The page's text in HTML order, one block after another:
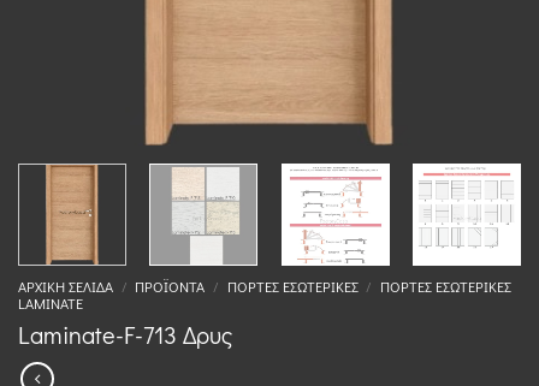
ΑΡΧΙΚΉ ΣΕΛΊΔΑ / ΠΡΟΪΌΝΤΑ / ΠΌΡΤΕΣ ΕΣΩΤΕΡΙΚΈΣ / ΠΌΡΤΕΣ ΕΣΩΤΕΡΙΚΈΣ
LAMINATE
Laminate-F-713 Δρυς